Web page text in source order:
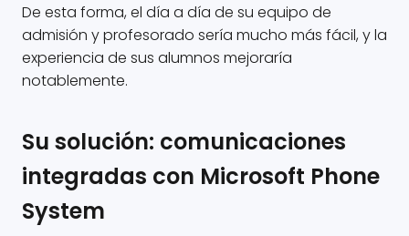
De esta forma, el día a día de su equipo de
admisión y profesorado sería mucho más fácil, y la
experiencia de sus alumnos mejoraría
notablemente.
Su solución: comunicaciones
integradas con Microsoft Phone
System